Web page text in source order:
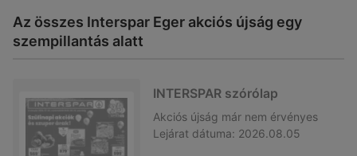
Az összes Interspar Eger akciós újság egy
szempillantás alatt
INTERSPAR szórólap
Akciós újság már nem érvényes
Lejárat dátuma: 2026.08.05